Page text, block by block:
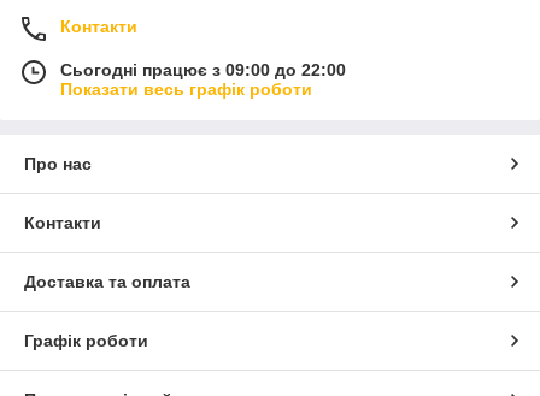
Контакти
Сьогодні працює з 09:00 до 22:00
Показати весь графік роботи
Про нас
Контакти
Доставка та оплата
Графік роботи